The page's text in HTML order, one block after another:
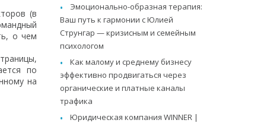
(в
о чем
по
на
Эмоционально-образная терапия:
Ваш путь к гармонии с Юлией
Струнгар — кризисным и семейным
психологом
Как малому и среднему бизнесу
эффективно продвигаться через
органические и платные каналы
трафика
Юридическая компания WINNER |